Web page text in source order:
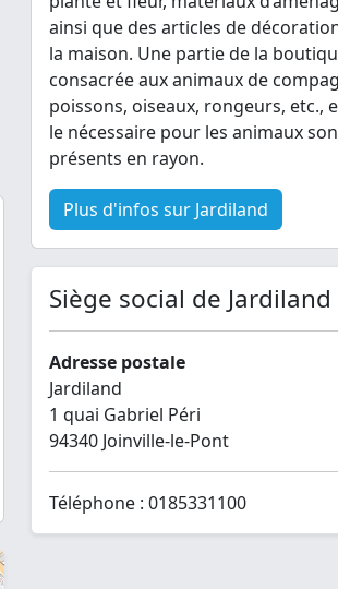
ainsi que des articles de
la maison. Une partie de la
consacrée aux animaux de
poissons, oiseaux, rongeurs, etc.,
le nécessaire pour les animaux
présents en rayon.
Plus d'infos sur Jardiland
Siège social de Jardiland
Adresse postale
Jardiland
1 quai Gabriel Péri
94340 Joinville-le-Pont
Téléphone : 0185331100